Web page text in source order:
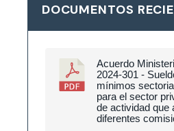
DOCUMENTOS
Acuerdo
2024-301 -
mínimos
para el sector
de actividad que
diferentes